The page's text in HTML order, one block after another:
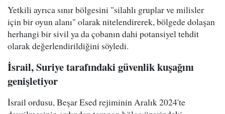
Yetkili ayrıca sınır bölgesini "silahlı gruplar ve milisler
için bir oyun alanı" olarak nitelendirerek, bölgede dolaşan
herhangi bir sivil ya da çobanın dahi potansiyel tehdit
olarak değerlendirildiğini söyledi.
İsrail, Suriye tarafındaki güvenlik kuşağını
genişletiyor
İsrail ordusu, Beşar Esed rejiminin Aralık 2024'te